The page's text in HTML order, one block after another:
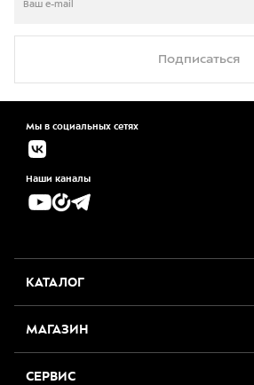
Подписаться
Мы в социальных сетях
Наши каналы
КАТАЛОГ
МАГАЗИН
СЕРВИС